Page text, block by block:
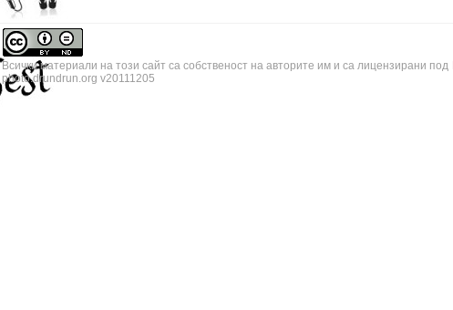
Всички материали на този сайт са собственост на авторите им и са лицензирани под
photo.drundrun.org v20111205